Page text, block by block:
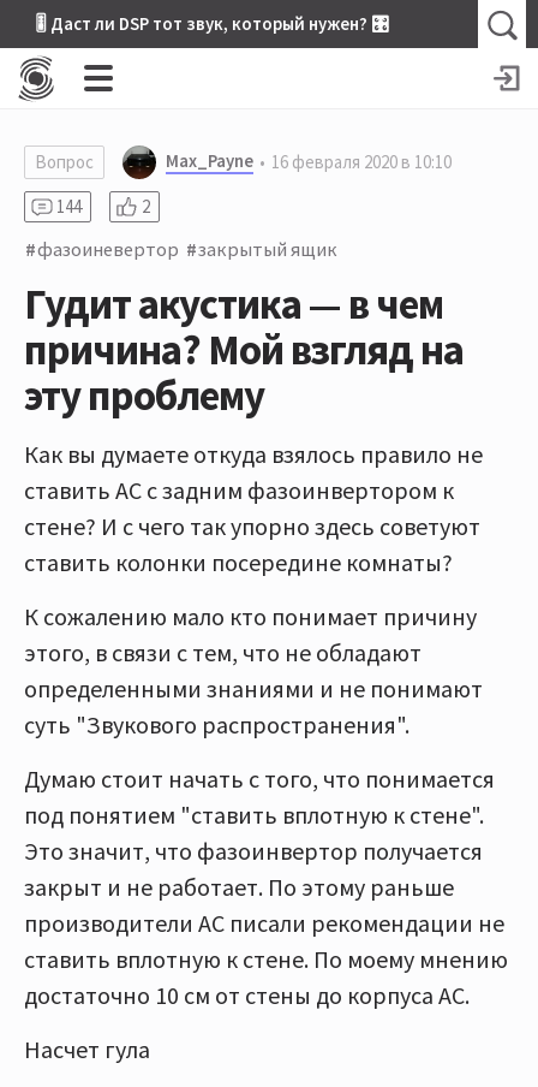
🎚 Даст ли DSP тот звук, который нужен? 🎛
Вопрос Max_Payne
16 февраля 2020 в 10:10
144
2
фазоиневертор закрытый ящик
Гудит акустика — в чем
причина? Мой взгляд на
эту проблему
Как вы думаете откуда взялось правило не
ставить АС с задним фазоинвертором к
стене? И с чего так упорно здесь советуют
ставить колонки посередине комнаты?
К сожалению мало кто понимает причину
этого, в связи с тем, что не обладают
определенными знаниями и не понимают
суть "Звукового распространения".
Думаю стоит начать с того, что понимается
под понятием "ставить вплотную к стене".
Это значит, что фазоинвертор получается
закрыт и не работает. По этому раньше
производители АС писали рекомендации не
ставить вплотную к стене. По моему мнению
достаточно 10 см от стены до корпуса АС.
Насчет гула